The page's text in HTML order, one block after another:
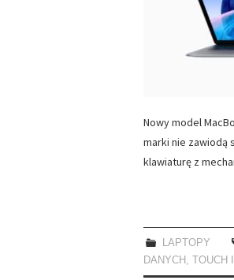
Nowy model
marki nie zawiodą
klawiaturę z
LAPTOPY
DANYCH
TOUCH